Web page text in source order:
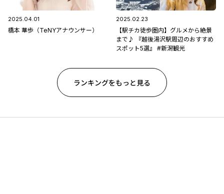
2025.04.01
橋本 華歩（TeNYアナウンサー）
2025.02.23
【駅チカ徒歩圏内】グルメから絶景
まで♪ 『越後湯沢駅周辺のおすすめ
スポット5選』 #新潟観光
ランキングをもっと見る